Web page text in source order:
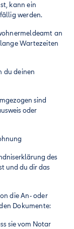
kann ein
werden.
an
Wartezeiten
du deinen
sind
oder
des
und du dir das
die An- oder
Dokumente:
sie vom Notar